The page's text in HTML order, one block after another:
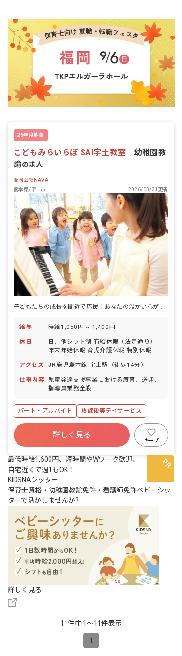
26年度募集
こどもみらいらぼ SAI宇土教室
幼稚園教
諭の求人
合同会社NAVA
熊本県/宇土市
2026/03/31更新
子どもたちの成長を間近で応援！あなたの温かい心が輝く場所がここにあります。
給与 時給1,050円 ~ 1,400円
休日
日、他シフト制 有給休暇（法定通り）
年末年始休暇 育児介護休暇 特別休暇 夏
アクセス
JR鹿児島本線 宇土駅（徒歩14分）
仕事内容
児童発達支援事業における療育、送迎、
指導員業務全般
パート・アルバイト 放課後等デイサービス
詳しく見る
キープ
最低時給1,600円、短時間やWワーク歓迎、
自宅近くで週1もOK！
KIDSNAシッター
保育士資格・幼稚園教諭免許・看護師免許ベビーシッ
ターで活かしませんか?
詳しく見る
11件中 1〜11件表示
1